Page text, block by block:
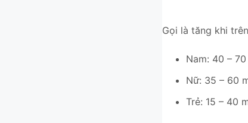
Gọi là tăng khi
Nam: 40 –
Nữ: 35 – 60
Trẻ: 15 – 40